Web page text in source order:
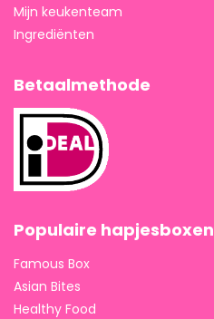
Mijn keukenteam
Ingrediënten
Betaalmethode
Populaire hapjesboxen
Famous Box
Asian Bites
Healthy Food